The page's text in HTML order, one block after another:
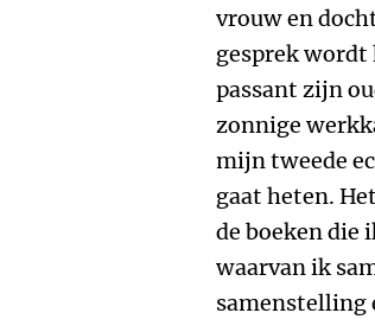
vrouw en
gesprek wordt
passant zijn
zonnige
mijn tweede
gaat heten.
de boeken die
waarvan ik
samenstelling